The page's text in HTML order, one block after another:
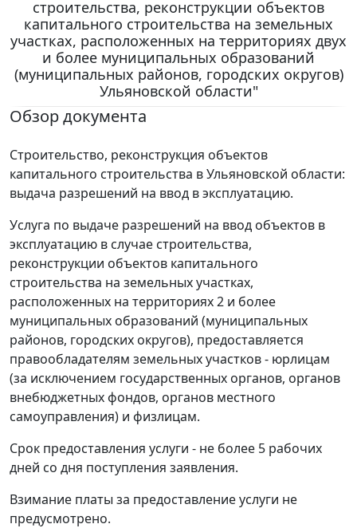
строительства, реконструкции объектов
капитального строительства на земельных
участках, расположенных на территориях двух
и более муниципальных образований
(муниципальных районов, городских округов)
Ульяновской области"
Обзор документа
Строительство, реконструкция объектов
капитального строительства в Ульяновской области:
выдача разрешений на ввод в эксплуатацию.
Услуга по выдаче разрешений на ввод объектов в
эксплуатацию в случае строительства,
реконструкции объектов капитального
строительства на земельных участках,
расположенных на территориях 2 и более
муниципальных образований (муниципальных
районов, городских округов), предоставляется
правообладателям земельных участков - юрлицам
(за исключением государственных органов, органов
внебюджетных фондов, органов местного
самоуправления) и физлицам.
Срок предоставления услуги - не более 5 рабочих
дней со дня поступления заявления.
Взимание платы за предоставление услуги не
предусмотрено.